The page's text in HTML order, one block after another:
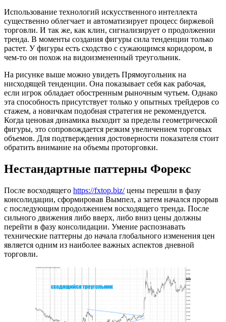
Использование технологий искусственного интеллекта
существенно облегчает и автоматизирует процесс биржевой
торговли. И так же, как клин, сигнализирует о продолжении
тренда. В моменты создания фигуры сила тенденции только
растет. У фигуры есть сходство с сужающимся коридором, в
чем-то он похож на видоизмененный треугольник.
На рисунке выше можно увидеть Прямоугольник на
нисходящей тенденции. Она показывает себя как рабочая,
если игрок обладает обостренным рыночным чутьем. Однако
эта способность присутствует только у опытных трейдеров со
стажем, а новичкам подобная стратегия не рекомендуется.
Когда ценовая динамика выходит за пределы геометрической
фигуры, это сопровождается резким увеличением торговых
объемов. Для подтверждения достоверности показателя стоит
обратить внимание на объемы проторговки.
Нестандартные паттерны Форекс
После восходящего https://fxtop.biz/цены перешли в фазу
консолидации, сформировав Вымпел, а затем начался прорыв
с последующим продолжением восходящего тренда. После
сильного движения либо вверх, либо вниз цены должны
перейти в фазу консолидации. Умение распознавать
технические паттерны до начала глобального изменения цен
является одним из наиболее важных аспектов дневной
торговли.